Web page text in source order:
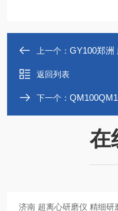
上一个： GY100郑洲 超
返回列表
下一个： QM100QM100型
在